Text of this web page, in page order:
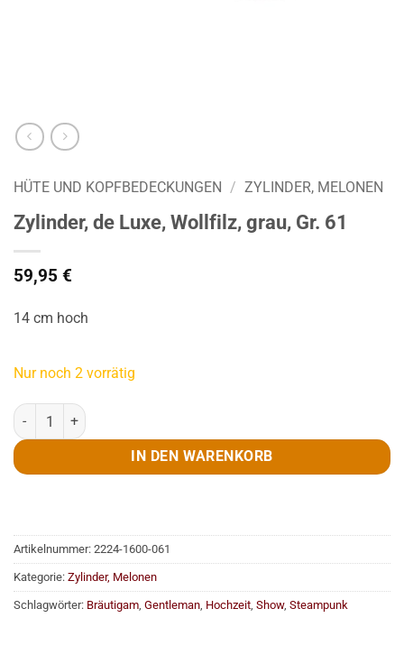
HÜTE UND KOPFBEDECKUNGEN / ZYLINDER, MELONEN
Zylinder, de Luxe, Wollfilz, grau, Gr. 61
59,95 €
14 cm hoch
Nur noch 2 vorrätig
Zylinder, de Luxe, Wollfilz, grau, Gr. 61 Menge
IN DEN WARENKORB
Artikelnummer: 2224-1600-061
Kategorie: Zylinder, Melonen
Schlagwörter: Bräutigam Gentleman Hochzeit Show, Steampunk